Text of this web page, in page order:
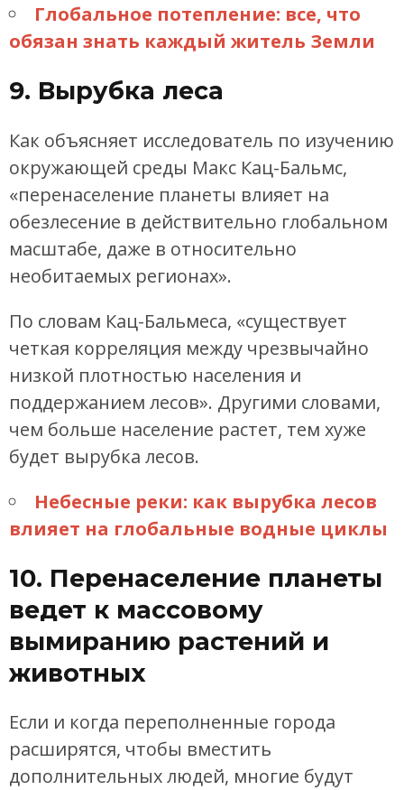
Глобальное потепление: все, что
обязан знать каждый житель Земли
9. Вырубка леса
Как объясняет исследователь по изучению
окружающей среды Макс Кац-Бальмс,
«перенаселение планеты влияет на
обезлесение в действительно глобальном
масштабе, даже в относительно
необитаемых регионах».
По словам Кац-Бальмеса, «существует
четкая корреляция между чрезвычайно
низкой плотностью населения и
поддержанием лесов». Другими словами,
чем больше население растет, тем хуже
будет вырубка лесов.
Небесные реки: как вырубка лесов
влияет на глобальные водные циклы
10. Перенаселение планеты
ведет к массовому
вымиранию растений и
животных
Если и когда переполненные города
расширятся, чтобы вместить
дополнительных людей, многие будут